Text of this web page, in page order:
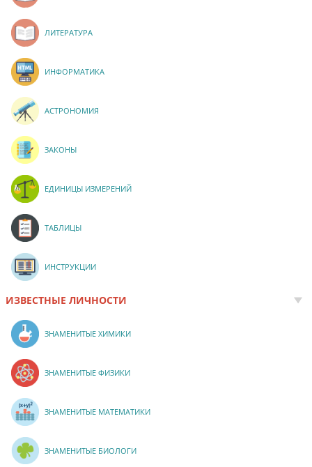
ЛИТЕРАТУРА
ИНФОРМАТИКА
АСТРОНОМИЯ
ЗАКОНЫ
ЕДИНИЦЫ ИЗМЕРЕНИЙ
ТАБЛИЦЫ
ИНСТРУКЦИИ
ИЗВЕСТНЫЕ ЛИЧНОСТИ
ЗНАМЕНИТЫЕ ХИМИКИ
ЗНАМЕНИТЫЕ ФИЗИКИ
ЗНАМЕНИТЫЕ МАТЕМАТИКИ
ЗНАМЕНИТЫЕ БИОЛОГИ